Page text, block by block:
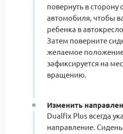
повернуть в сторону
автомобиля, чтобы
ребенка в
Затем поверните
желаемое
зафиксируется на
вращению.
Изменить
Dualfix Plus всегда
направление.